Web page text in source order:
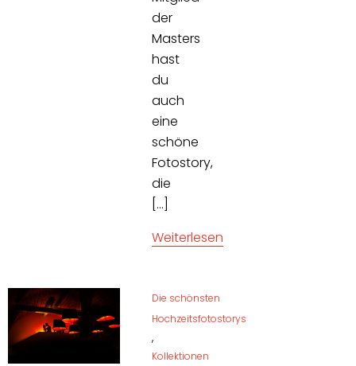
der
Masters
hast
du
auch
eine
schöne
Fotostory,
die
[…]
Weiterlesen
Die schönsten
Hochzeitsfotostorys
,
Kollektionen